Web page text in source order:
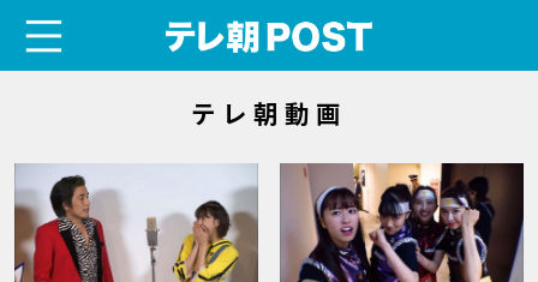
テレ朝動画